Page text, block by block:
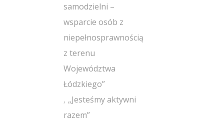
samodzielni –
wsparcie osób z
niepełnosprawnością
z terenu
Województwa
Łódzkiego”
„Jesteśmy aktywni
razem”